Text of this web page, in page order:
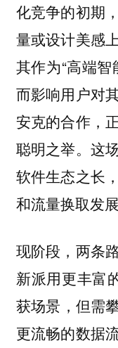
化竞争的初期
量或设计美感
其作为“高端
而影响用户对
安克的合作，
聪明之举。这
软件生态之长
和流量换取发
现阶段，两条
新派用更丰富
获场景，但需
更流畅的数据